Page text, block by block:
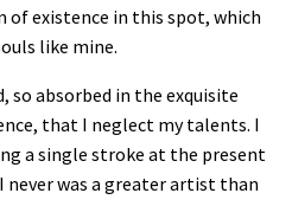
of existence in this spot, which
like mine.
so absorbed in the exquisite
that I neglect my talents. I
a single stroke at the present
was a greater artist than